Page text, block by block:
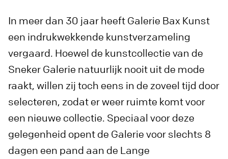
In meer dan 30 jaar heeft Galerie Bax Kunst
een indrukwekkende kunstverzameling
vergaard. Hoewel de kunstcollectie van de
Sneker Galerie natuurlijk nooit uit de mode
raakt, willen zij toch eens in de zoveel tijd door
selecteren, zodat er weer ruimte komt voor
een nieuwe collectie. Speciaal voor deze
gelegenheid opent de Galerie voor slechts 8
dagen een pand aan de Lange